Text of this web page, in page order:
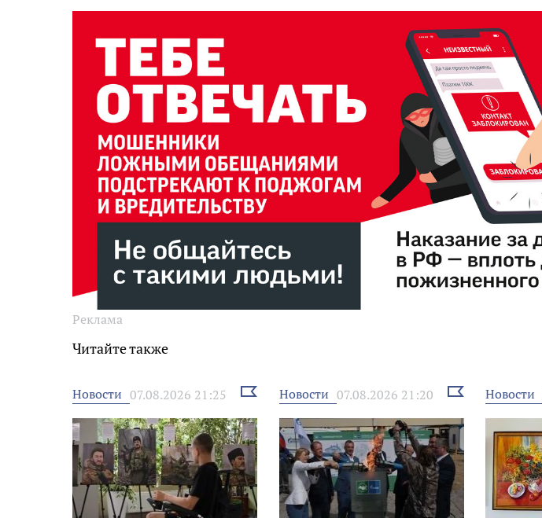
Реклама
Читайте также
Новости 07.08.2026 21:25
Выбрать
новость
Новости 07.08.2026 21:20
Выбрать
новость
Новости